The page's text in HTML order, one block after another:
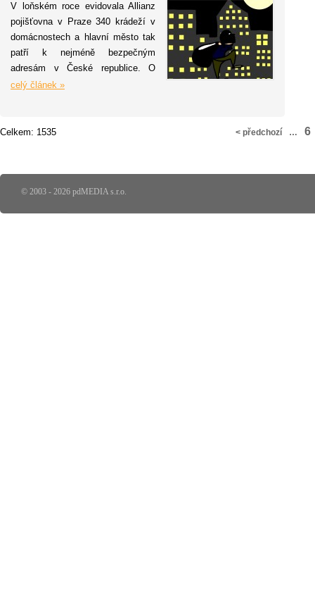
obávané záplavy a povodně.
V loňském roce evidovala Allianz
pojišťovna v Praze 340 krádeží v
domácnostech a hlavní město tak
patří k nejméně bezpečným
adresám v České republice. O
polovinu méně jich měly střední
Královéhradeckého kraje například
hlásí rovněž Olomoucký a Zlínský
kraj. Naprostou většinu ukradených
celý článek »
< předchozí … 6
Celkem: 1535
© 2003 - 2026 pdMEDIA s.r.o.